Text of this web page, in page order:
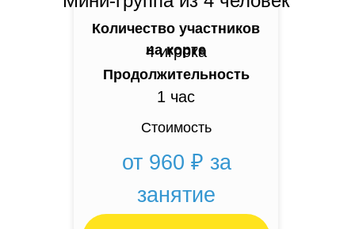
от 960 ₽ за
занятие
Количество участников
на корте
4 игрока
Продолжительность
1 час
Стоимость